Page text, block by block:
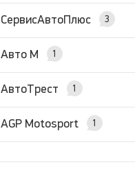
СервисАвтоПлюс 3
Авто М 1
АвтоТрест 1
AGP Motosport 1